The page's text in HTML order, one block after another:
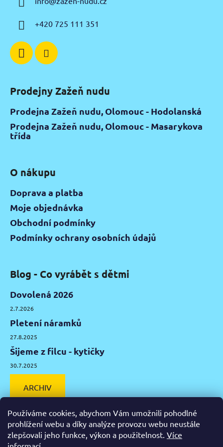
Používáme cookies, abychom Vám umožnili pohodlné
prohlížení webu a díky analýze provozu webu neustále
zlepšovali jeho funkce, výkon a použitelnost. Více
+420 725 111 351
Prodejny Zažeň nudu
Prodejna Zažeň nudu, Olomouc - Hodolanská
Prodejna Zažeň nudu, Olomouc - Masarykova
třída
O nákupu
Doprava a platba
Moje objednávka
Obchodní podmínky
Podmínky ochrany osobních údajů
Blog - Co vyrábět s dětmi
Dovolená 2026
2.7.2026
Pletení náramků
27.8.2025
Šijeme z filcu - kytičky
30.7.2025
ARCHIV
Facebook